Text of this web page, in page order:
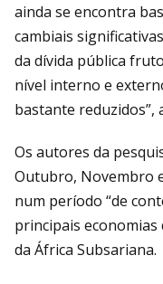
ainda se encontra
cambiais
da dívida pública
nível interno e
bastante
Os autores da
Outubro, Novembro
num período “de
principais
da África Subsariana.